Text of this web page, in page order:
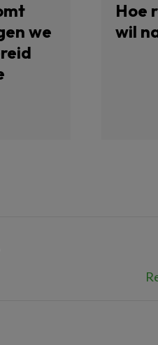
we
Hoe
wil